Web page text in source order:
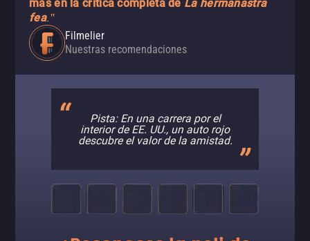
más en la crítica completa de La hermanastra
fea."
Filmelier
Nuestras recomendaciones
Pista: En una carrera por el
interior de EE. UU., un auto rojo
descubre el valor de la amistad.